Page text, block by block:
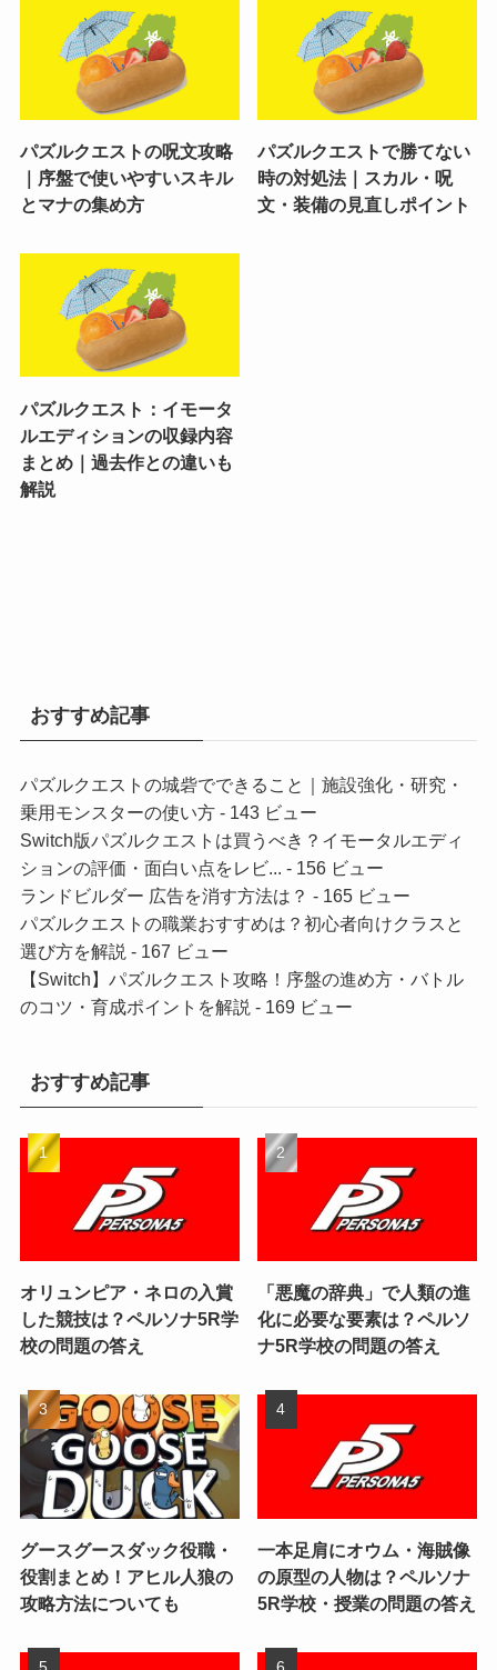
パズルクエストの呪文攻略
｜序盤で使いやすいスキル
とマナの集め方
パズルクエストで勝てない
時の対処法｜スカル・呪
文・装備の見直しポイント
パズルクエスト：イモータ
ルエディションの収録内容
まとめ｜過去作との違いも
解説
おすすめ記事
パズルクエストの城砦でできること｜施設強化・研究・
乗用モンスターの使い方- 143 ビュー
Switch版パズルクエストは買うべき？イモータルエディ
ションの評価・面白い点をレビ... - 156 ビュー
ランドビルダー 広告を消す方法は？ - 165 ビュー
パズルクエストの職業おすすめは？初心者向けクラスと
選び方を解説 - 167 ビュー
【Switch】パズルクエスト攻略！序盤の進め方・バトル
のコツ・育成ポイントを解説 - 169 ビュー
おすすめ記事
オリュンピア・ネロの入賞
した競技は？ペルソナ5R学
校の問題の答え
「悪魔の辞典」で人類の進
化に必要な要素は？ペルソ
ナ5R学校の問題の答え
グースグースダック役職・
役割まとめ！アヒル人狼の
攻略方法についても
一本足肩にオウム・海賊像
の原型の人物は？ペルソナ
5R学校・授業の問題の答え